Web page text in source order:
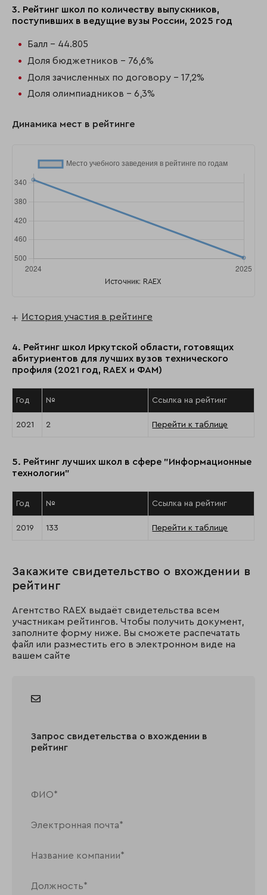
3. Рейтинг школ по количеству выпускников,
поступивших в ведущие вузы России, 2025 год
Балл - 44.805
Доля бюджетников - 76,6%
Доля зачисленных по договору - 17,2%
Доля олимпиадников - 6,3%
Динамика мест в рейтинге
Источник: RAEX
История участия в рейтинге
4. Рейтинг школ Иркутской области, готовящих
абитуриентов для лучших вузов технического
профиля (2021 год, RAEX и ФАМ)
Год № Ссылка на рейтинг
2021 2 Перейти к таблице
5. Рейтинг лучших школ в сфере "Информационные
технологии"
Год № Ссылка на рейтинг
2019 133 Перейти к таблице
Закажите свидетельство о вхождении в
рейтинг
Агентство RAEX выдаёт свидетельства всем
участникам рейтингов. Чтобы получить документ,
заполните форму ниже. Вы сможете распечатать
файл или разместить его в электронном виде на
вашем сайте
Запрос свидетельства о вхождении в
рейтинг